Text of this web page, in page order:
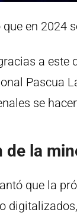
en 2024
a
Pascua
se
de la
que la